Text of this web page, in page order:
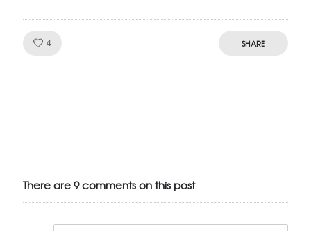
4 SHARE
There are 9 comments on this post